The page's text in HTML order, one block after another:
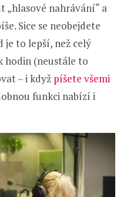
„hlasové nahrávání“ a
Sice se neobejdete
je to lepší, než celý
hodin (neustále to
– i když píšete všemi
funkci nabízí i